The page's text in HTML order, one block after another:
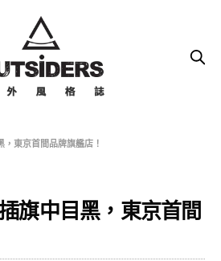
，東京首間品牌旗艦店！
旗中目黑，東京首間